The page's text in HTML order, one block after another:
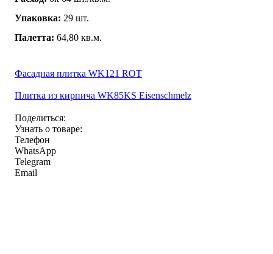
Упаковка: 29 шт.
Палетта: 64,80 кв.м.
Фасадная плитка WK121 ROT
Плитка из кирпича WK85KS Eisenschmelz
Поделиться:
Узнать о товаре:
Телефон
WhatsApp
Telegram
Email